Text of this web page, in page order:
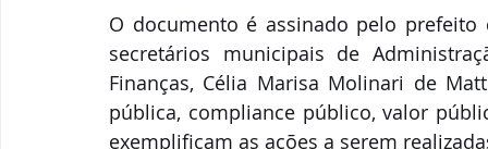
O documento é assinado pelo prefeito
secretários municipais de
Finanças, Célia Marisa Molinari de
pública, compliance público, valor
exemplificam as ações a serem